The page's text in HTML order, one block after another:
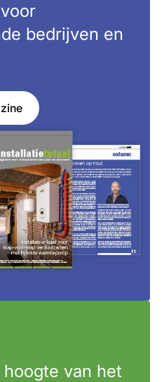
bedrijven en
van het